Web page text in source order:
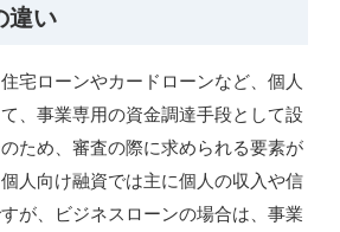
違い
宅ローンやカードローンなど、個人
、事業専用の資金調達手段として設
ため、審査の際に求められる要素が
人向け融資では主に個人の収入や信
が、ビジネスローンの場合は、事業